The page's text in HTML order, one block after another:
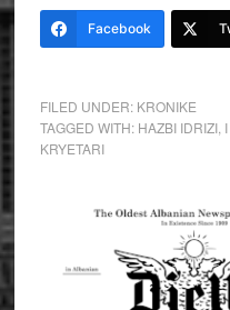
Facebook
FILED UNDER: KRONIKE
TAGGED WITH: HAZBI IDRIZI,
KRYETARI